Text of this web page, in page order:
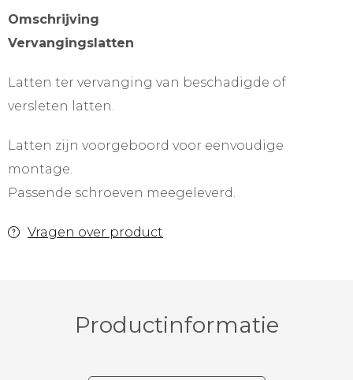
Omschrijving
Vervangingslatten
Latten ter vervanging van beschadigde of
versleten latten.
Latten zijn voorgeboord voor eenvoudige
montage.
Passende schroeven meegeleverd.
Vragen over product
Productinformatie